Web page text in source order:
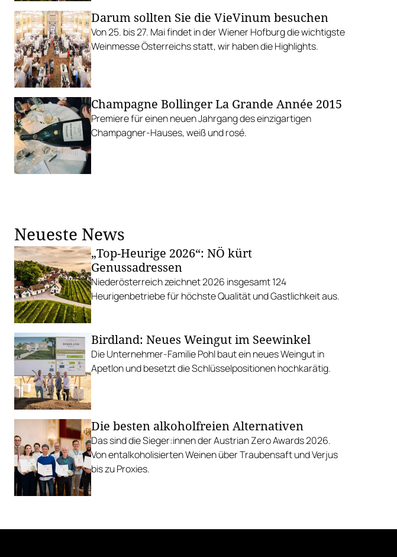
Darum sollten Sie die VieVinum besuchen
Von 25. bis 27. Mai findet in der Wiener Hofburg die wichtigste
Weinmesse Österreichs statt, wir haben die Highlights.
Champagne Bollinger La Grande Année 2015
Premiere für einen neuen Jahrgang des einzigartigen
Champagner-Hauses, weiß und rosé.
Neueste News
„Top-Heurige 2026“: NÖ kürt
Genussadressen
Niederösterreich zeichnet 2026 insgesamt 124
Heurigenbetriebe für höchste Qualität und Gastlichkeit aus.
Birdland: Neues Weingut im Seewinkel
Die Unternehmer-Familie Pohl baut ein neues Weingut in
Apetlon und besetzt die Schlüsselpositionen hochkarätig.
Die besten alkoholfreien Alternativen
Das sind die Sieger:innen der Austrian Zero Awards 2026.
Von entalkoholisierten Weinen über Traubensaft und Verjus
bis zu Proxies.